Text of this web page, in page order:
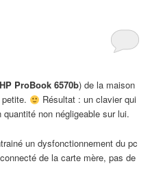
HP ProBook 6570b) de la maison
Résultat : un clavier qui
quantité non négligeable sur lui.
un dysfonctionnement du pc
de la carte mère, pas de